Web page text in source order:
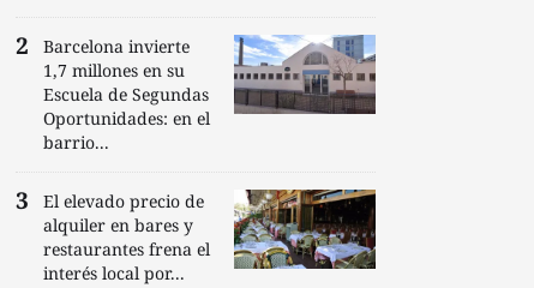
Barcelona invierte
1,7 millones en su
Escuela de Segundas
Oportunidades: en el
barrio...
El elevado precio de
alquiler en bares y
restaurantes frena el
interés local por...